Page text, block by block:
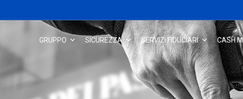
GRUPPO SICUREZZA SERVIZI FIDUCIARI CASH